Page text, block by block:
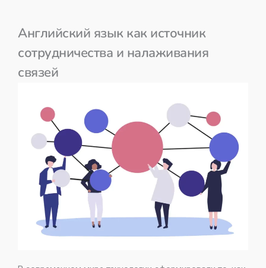
Английский язык как источник
сотрудничества и налаживания
связей